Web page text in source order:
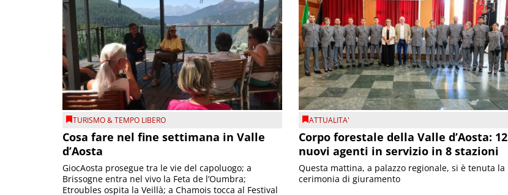
TURISMO & TEMPO LIBERO
Cosa fare nel fine settimana in Valle
d’Aosta
GiocAosta prosegue tra le vie del capoluogo; a
Brissogne entra nel vivo la Feta de l’Oumbra;
Etroubles ospita la Veillà; a Chamois tocca al Festival
ATTUALITA'
Corpo forestale della Valle d’Aosta: 12
nuovi agenti in servizio in 8 stazioni
Questa mattina, a palazzo regionale, si è tenuta la
cerimonia di giuramento